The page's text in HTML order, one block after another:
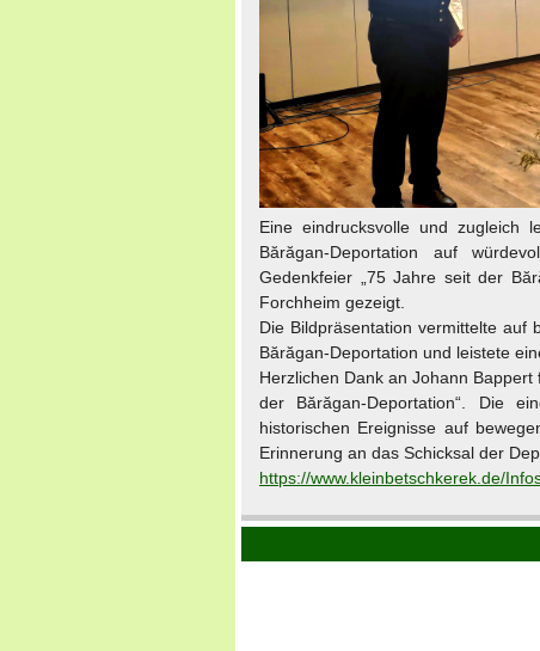
Eine eindrucksvolle und zugleich
Bărăgan-Deportation auf
Gedenkfeier „75 Jahre seit der
Forchheim gezeigt.
Die Bildpräsentation vermittelte auf
Bărăgan-Deportation und leistete
Herzlichen Dank an Johann
der Bărăgan-Deportation“. Die
historischen Ereignisse auf
Erinnerung an das Schicksal der
https://www.kleinbetschkerek.de/